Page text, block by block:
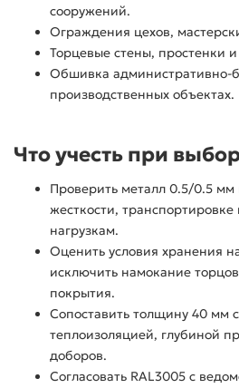
сооружений.
Ограждения цехов,
Торцевые стены, простенки и
Обшивка административно-
производственных объектах.
Что учесть при
Проверить металл 0.5/0.5 мм
жесткости,
нагрузкам.
Оценить условия хранения
исключить намокание
покрытия.
Сопоставить толщину 40 мм
теплоизоляцией, глубиной
доборов.
Согласовать RAL3005 с